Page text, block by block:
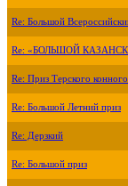
Re: Большой
Re: «БОЛЬШОЙ
Re: Приз Терского
Re: Большой Летний приз
Re: Дерзкий
Re: Большой приз